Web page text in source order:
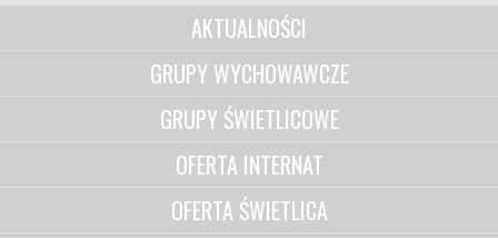
AKTUALNOŚCI
GRUPY WYCHOWAWCZE
GRUPY ŚWIETLICOWE
OFERTA INTERNAT
OFERTA ŚWIETLICA